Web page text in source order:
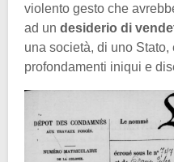
violento gesto che
ad un desiderio di
una società, di uno Stato,
profondamenti iniqui e